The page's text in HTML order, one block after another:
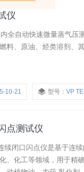
仪
全自动快速微量蒸气压
料、原油、烃类溶剂、
10-21 型号：VP
点测试仪
续闭口闪点仪是基于连
、化工等领域，用于精